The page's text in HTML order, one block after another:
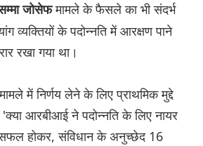
जोसेफमामले के फैसले का भी संदर्भ
व्यक्तियों के पदोन्नति में आरक्षण पाने
रखा गया था।
में निर्णय लेने के लिए प्राथमिक मुद्दे
आरबीआई ने पदोन्नति के लिए नायर
होकर, संविधान के अनुच्छेद 16